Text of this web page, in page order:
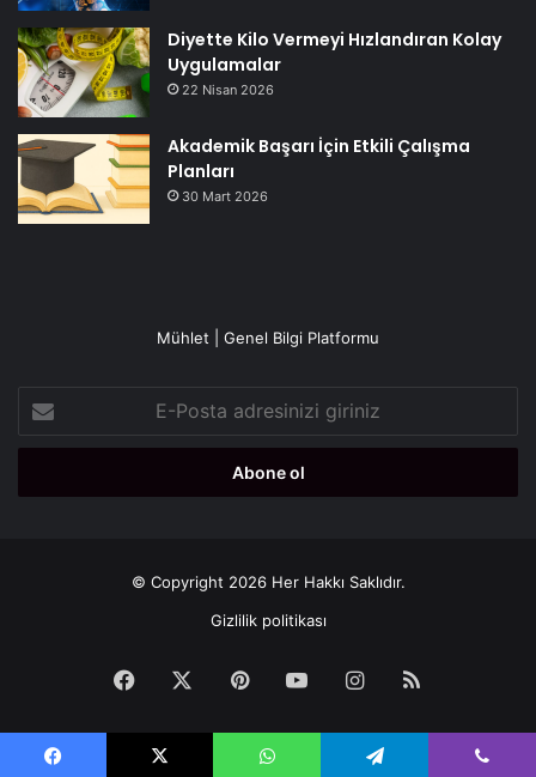
Diyette Kilo Vermeyi Hızlandıran Kolay
Uygulamalar
22 Nisan 2026
Akademik Başarı İçin Etkili Çalışma
Planları
30 Mart 2026
Mühlet | Genel Bilgi Platformu
Posta
adresinizi
© Copyright 2026 Her Hakkı Saklıdır.
Gizlilik politikası
Facebook PinterestYouTubeInstagram